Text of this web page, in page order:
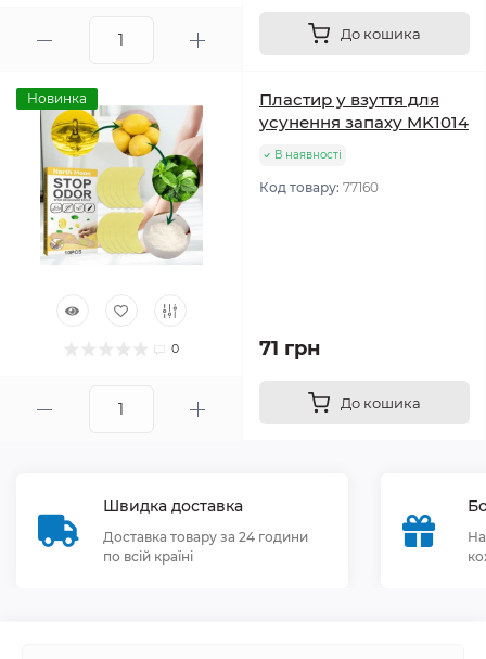
До кошика
Новинка
0
Пластир у взуття для
усунення запаху MK1014
В наявності
Код товару: 77160
71 грн
До кошика
Швидка доставка
Доставка товару за 24 години
по всій країні